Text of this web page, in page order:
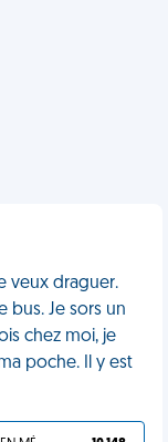
veux draguer.
bus. Je sors un
chez moi, je
poche. Il y est